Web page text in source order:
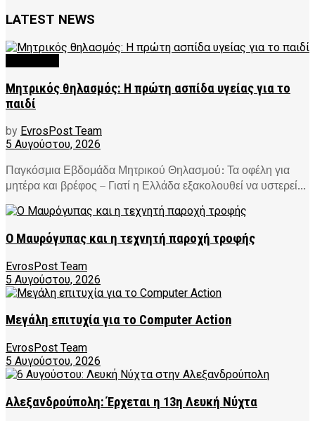
LATEST NEWS
Μητρικός θηλασμός: Η πρώτη ασπίδα υγείας για το
παιδί
by EvrosPost Team
5 Αυγούστου, 2026
Παγκόσμια Εβδομάδα Μητρικού Θηλασμού: Τα οφέλη για
μητέρα και βρέφος – Γιατί η Ελλάδα εξακολουθεί να υστερεί...
Ο Μαυρόγυπας και η τεχνητή παροχή τροφής
EvrosPost Team
5 Αυγούστου, 2026
Μεγάλη επιτυχία για το Computer Action
EvrosPost Team
5 Αυγούστου, 2026
Αλεξανδρούπολη: Έρχεται η 13η Λευκή Νύχτα